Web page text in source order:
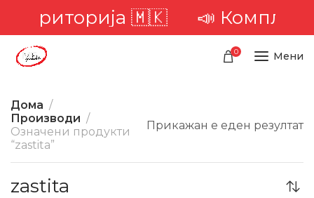
територија 🇲🇰 📣
0 Мени
Дома
Производи
Означени продукти
“zastita”
Прикажан е еден резултат
zastita